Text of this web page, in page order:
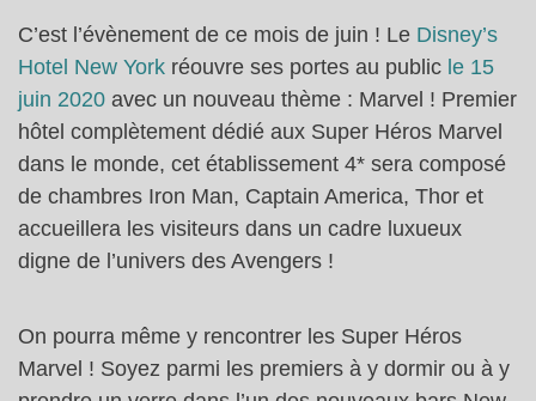
C’est l’évènement de ce mois de juin ! Le Disney’s
Hotel New York réouvre ses portes au public le 15
juin 2020 avec un nouveau thème : Marvel ! Premier
hôtel complètement dédié aux Super Héros Marvel
dans le monde, cet établissement 4* sera composé
de chambres Iron Man, Captain America, Thor et
accueillera les visiteurs dans un cadre luxueux
digne de l’univers des Avengers !
On pourra même y rencontrer les Super Héros
Marvel ! Soyez parmi les premiers à y dormir ou à y